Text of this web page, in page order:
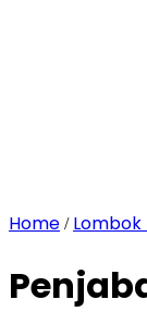
Home / Lombok